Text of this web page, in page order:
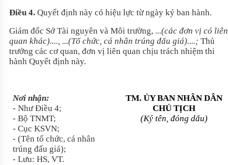
Điều 4. Quyết định này có hiệu lực từ ngày ký ban hành.
Giám đốc Sở Tài nguyên và Môi trường, ...(các đơn vị có liên
quan khác)...., ...(Tổ chức, cá nhân trúng đấu giá)....; Thủ
trưởng các cơ quan, đơn vị liên quan chịu trách nhiệm thi
hành Quyết định này.
Nơi nhận:
-Như Điều 4;
- Bộ TNMT;
-Cục KSVN;
- (Tên tổ chức, cá nhân
trúng đấu giá);
- Lưu: HS, VT.
TM. ỦY BAN NHÂN DÂN
CHỦ TỊCH
(Ký tên, đóng dấu)